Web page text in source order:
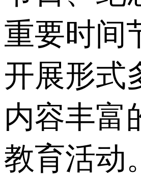
重要时间
开展形式
内容丰富
教育活动